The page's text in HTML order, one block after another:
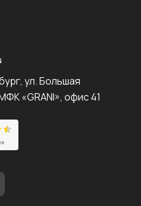
ул. Большая
«GRANI», офис 41